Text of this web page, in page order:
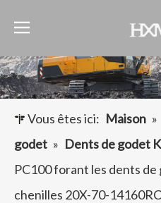
Vous êtes ici: Maison »
godet » Dents de godet
PC100 forant les dents
chenilles 20X-70-14160RC